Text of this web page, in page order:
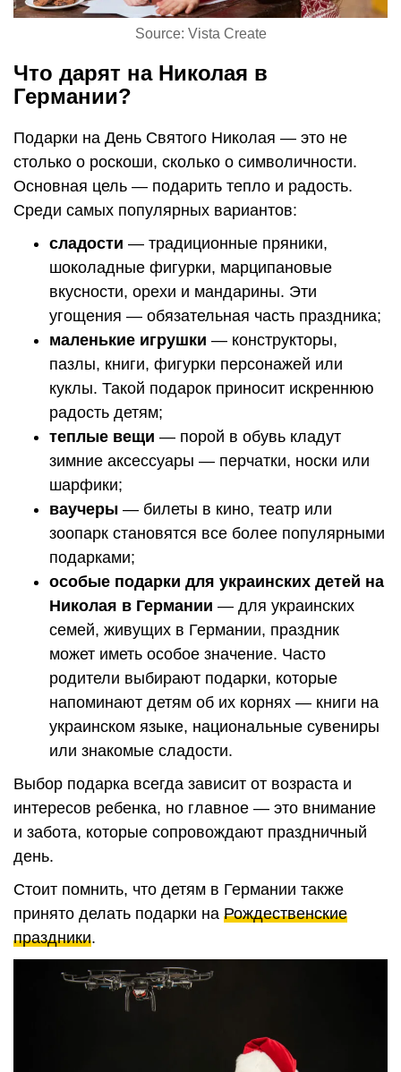
Source: Vista Create
Что дарят на Николая в
Германии?
Подарки на День Святого Николая — это не
столько о роскоши, сколько о символичности.
Основная цель — подарить тепло и радость.
Среди самых популярных вариантов:
сладости — традиционные пряники,
шоколадные фигурки, марципановые
вкусности, орехи и мандарины. Эти
угощения — обязательная часть праздника;
маленькие игрушки — конструкторы,
пазлы, книги, фигурки персонажей или
куклы. Такой подарок приносит искреннюю
радость детям;
теплые вещи — порой в обувь кладут
зимние аксессуары — перчатки, носки или
шарфики;
ваучеры — билеты в кино, театр или
зоопарк становятся все более популярными
подарками;
особые подарки для украинских детей на
Николая в Германии — для украинских
семей, живущих в Германии, праздник
может иметь особое значение. Часто
родители выбирают подарки, которые
напоминают детям об их корнях — книги на
украинском языке, национальные сувениры
или знакомые сладости.
Выбор подарка всегда зависит от возраста и
интересов ребенка, но главное — это внимание
и забота, которые сопровождают праздничный
день.
Стоит помнить, что детям в Германии также
принято делать подарки на Рождественские
праздники.